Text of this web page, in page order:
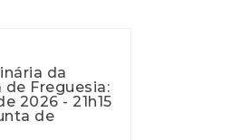
da
Freguesia:
2026 - 21h15
de